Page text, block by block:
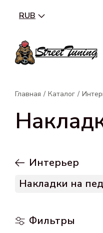
RUB
Главная Каталог
Интерьер
Накладки на
Фильтры